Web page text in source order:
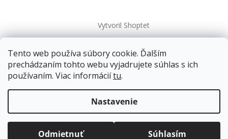
Tento web používa súbory cookie. Ďalším
prechádzaním tohto webu vyjadrujete súhlas s ich
používaním. Viac informáciítu.
Nastavenie
Odmietnuť Súhlasím
Doprava zadarmopre balíkové zásielky v hodnote
nad120 EUR*.
Balíky zasielame už od4 EUR.
ZRÝCHĽUJEME.
Vytvoril Shoptet
Copyright 2026kovanieplus. Všetky práva vyhradené.